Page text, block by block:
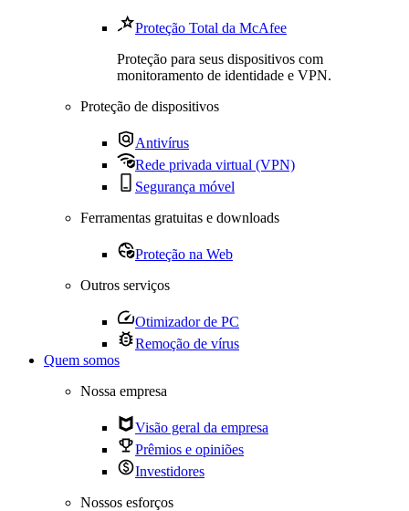
Proteção Total da McAfee
Proteção para seus dispositivos com
monitoramento de identidade e VPN.
Proteção de dispositivos
Antivírus
Rede privada virtual (VPN)
Segurança móvel
Ferramentas gratuitas e downloads
Proteção na Web
Outros serviços
Otimizador de PC
Remoção de vírus
Quem somos
Nossa empresa
Visão geral da empresa
Prêmios e opiniões
Investidores
Nossos esforços